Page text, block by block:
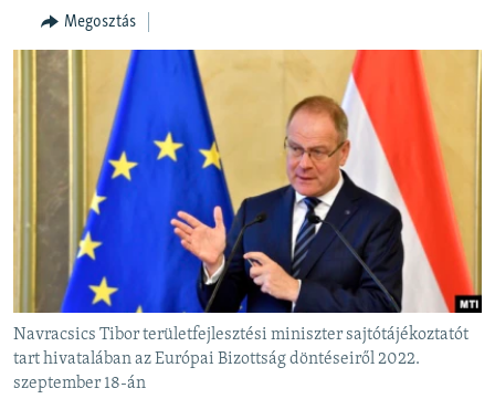
TÁRSADALOM
DEMOKRÁCIA
A PÉNZ NYOMÁBAN
EURÓPAI UNIÓ
KLÍMAVÁLTOZÁS
A MÚLT TANULSÁGAI
Megosztás
Navracsics Tibor területfejlesztési miniszter sajtótájékoztatót
tart hivatalában az Európai Bizottság döntéseiről 2022.
szeptember 18-án